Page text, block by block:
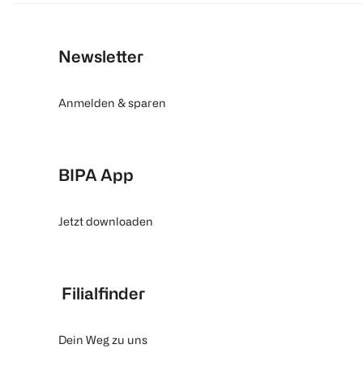
Newsletter
Anmelden & sparen
BIPA App
Jetzt downloaden
Filialfinder
Dein Weg zu uns